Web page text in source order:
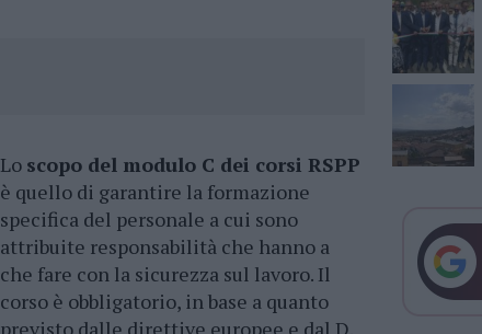
Lo scopo del modulo C dei corsi RSPP
è quello di garantire la formazione
specifica del personale a cui sono
attribuite responsabilità che hanno a
che fare con la sicurezza sul lavoro. Il
corso è obbligatorio, in base a quanto